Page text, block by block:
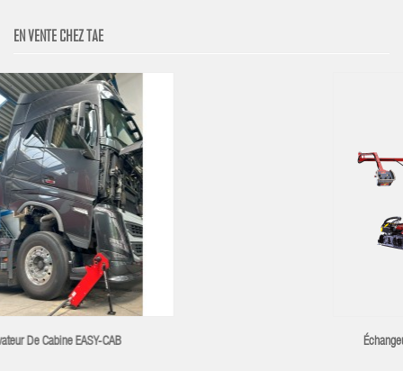
EN VENTE CHEZ TAE
Échangeur De Pneus MONDOLFO TBE 60